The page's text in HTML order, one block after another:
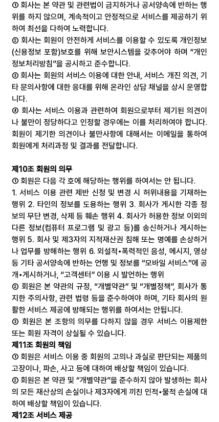
① 회사는 본 약관 및 관련법이 금지하거나 공서양속에 반하는 행
위를 하지 않으며, 계속적이고 안정적으로 서비스를 제공하기 위
하여 최선을 다하여 노력합니다.
② 회사는 회원이 안전하게 서비스를 이용할 수 있도록 개인정보
(신용정보 포함)보호를 위해 보안시스템을 갖추어야 하며 “개인
정보처리방침”을 공시하고 준수합니다.
③ 회사는 회원의 서비스 이용에 대한 안내, 서비스 개진 의견, 기
타 문의사항에 대한 응대를 위해 온라인 상담 채널을 상시 운영합
니다.
④ 회사는 서비스 이용과 관련하여 회원으로부터 제기된 의견이
나 불만이 정당하다고 인정할 경우에는 이를 처리하여야 합니다.
회원이 제기한 의견이나 불만사항에 대해서는 이메일을 통하여
회원에게 처리과정 및 결과를 전달합니다.
제10조 회원의 의무
① 회원은 다음 각 호에 해당하는 행위를 하여서는 안 됩니다.
1. 서비스 이용 관련 제반 신청 및 변경 시 허위내용을 기재하는
행위 2. 타인의 정보를 도용하는 행위 3. 회사가 게시한 각종 정
보의 무단 변경, 삭제 등 훼손 행위 4. 회사가 허용한 정보 이외의
다른 정보(컴퓨터 프로그램 및 광고 등)를 송신하거나 게시하는
행위 5. 회사 및 제3자의 지적재산권 침해 또는 명예를 손상하거
나 업무를 방해하는 행위 6. 외설적•폭력적인 음성, 메시지, 영상
등 기타 공서양속에 반하는 언행 및 정보를 “모바일 서비스”에 공
개•게시하거나, “고객센터” 이용 시 발언하는 행위
② 회원은 본 약관의 규정, “개별약관” 및 “개별정책”, 회사가 통
지한 주의사항, 관련 법령 등을 준수하여야 하며, 기타 회사의 원
활한 서비스 제공에 방해되는 행위를 하여서는 안됩니다.
③ 회원은 본 조항의 의무를 다하지 않을 경우 서비스 이용제한
또는 회원 자격이 상실될 수 있습니다.
제11조 회원의 책임
① 회원은 서비스 이용 중 회원의 고의나 과실로 판단되는 제품의
고장이나, 파손, 사고 등에 대하여 배상할 책임이 있습니다.
② 회원은 본 약관 및 “개별약관”을 준수하지 않아 발생하는 회사
의 모든 재산상의 손실이나 제3자에게 끼친 인적•물적 손실에 대
하여 배상할 책임이 있습니다.
제12조 서비스 제공